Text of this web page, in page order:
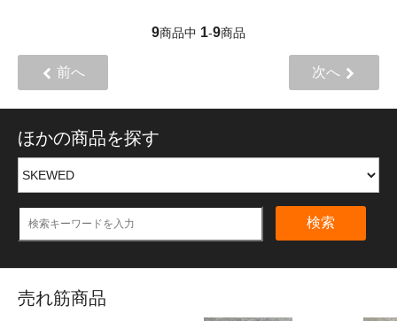
9商品中 1-9商品
前へ 次へ
ほかの商品を探す
検索
売れ筋商品